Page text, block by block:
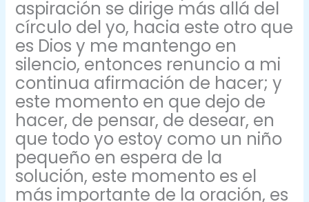
aspiración se dirige más allá del
círculo del yo, hacia este otro que
es Dios y me mantengo en
silencio, entonces renuncio a mi
continua afirmación de hacer; y
este momento en que dejo de
hacer, de pensar, de desear, en
que todo yo estoy como un niño
pequeño en espera de la
solución, este momento es el
más importante de la oración, es